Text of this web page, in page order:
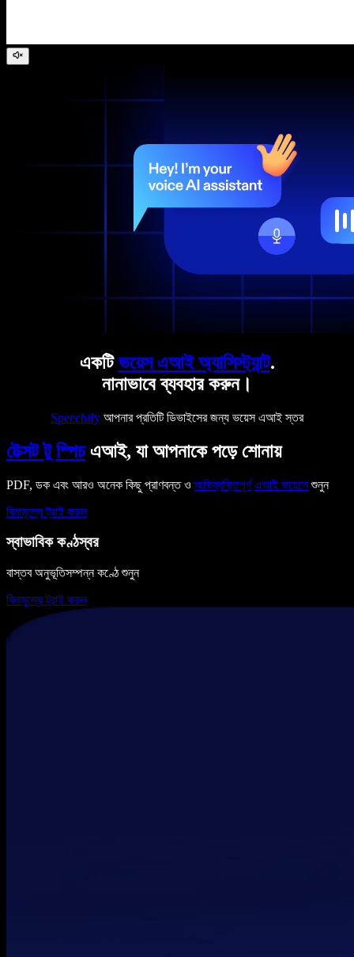
একটিভয়েস এআই অ্যাসিস্ট্যান্ট.
নানাভাবে ব্যবহার করুন।
Speechify আপনার প্রতিটি ডিভাইসের জন্য ভয়েস এআই স্তর
টেক্সট টু স্পিচএআই, যা আপনাকে পড়ে শোনায়
PDF, ডক এবং আরও অনেক কিছু প্রাণবন্ত ও অভিব্যক্তিপূর্ণ এআই ভয়েসেশুনুন
বিনামূল্যে ট্রাই করুন
স্বাভাবিক কণ্ঠস্বর
বাস্তব অনুভূতিসম্পন্ন কণ্ঠে শুনুন
বিনামূল্যে ট্রাই করুন